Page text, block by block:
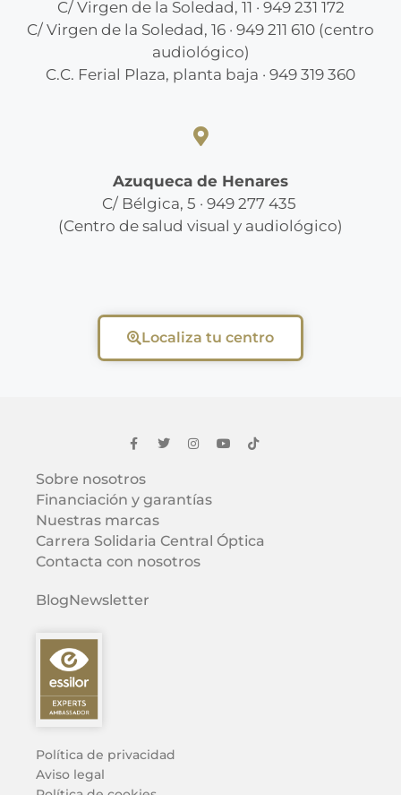
C/ Virgen de la Soledad, 11 · 949 231 172
C/ Virgen de la Soledad, 16 · 949 211 610 (centro
audiológico)
C.C. Ferial Plaza, planta baja · 949 319 360
Azuqueca de Henares
C/ Bélgica, 5 · 949 277 435
(Centro de salud visual y audiológico)
Localiza tu centro
Sobre nosotros
Financiación y garantías
Nuestras marcas
Carrera Solidaria Central Óptica
Contacta con nosotros
BlogNewsletter
Política de privacidad
Aviso legal